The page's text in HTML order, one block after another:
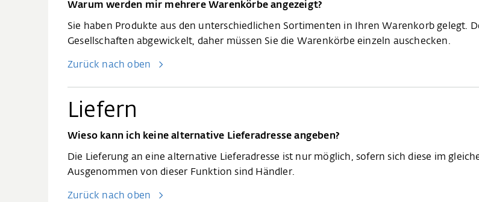
Warum werden mir mehrere Warenkörbe angezeigt?
Sie haben Produkte aus den unterschiedlichen Sortimenten in Ihren Warenkorb gelegt.
Gesellschaften abgewickelt, daher müssen Sie die Warenkörbe einzeln auschecken.
Zurück nach oben
Liefern​​​​​
Wieso kann ich keine alternative Lieferadresse angeben?
Die Lieferung an eine alternative Lieferadresse ist nur möglich, sofern sich diese im
Ausgenommen von dieser Funktion sind Händler.
Zurück nach oben